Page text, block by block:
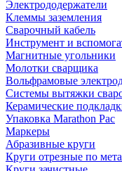
Электрододержатели
Клеммы заземления
Сварочный кабель
Инструмент и
Магнитные угольники
Молотки сварщика
Вольфрамовые
Системы вытяжки
Керамические
Упаковка Marathon Pac
Маркеры
Абразивные круги
Круги отрезные по